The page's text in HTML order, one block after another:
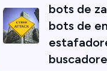
bots de
bots de